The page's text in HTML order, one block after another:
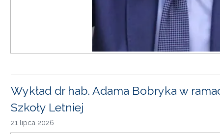
Wykład dr hab. Adama Bobryka w
Szkoły Letniej
21 lipca 2026